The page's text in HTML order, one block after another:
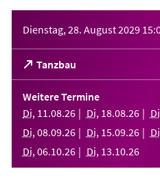
Dienstag, 28. August 2029
Tanzbau
(Öffnet
in
einem
neuen
Tab)
Weitere Termine
Di, 11 .08.26 Di, 18.08.26 Di
Di, 08.09.26 Di, 15.09.26 Di
Di, 06.10.26 Di, 13.10.26